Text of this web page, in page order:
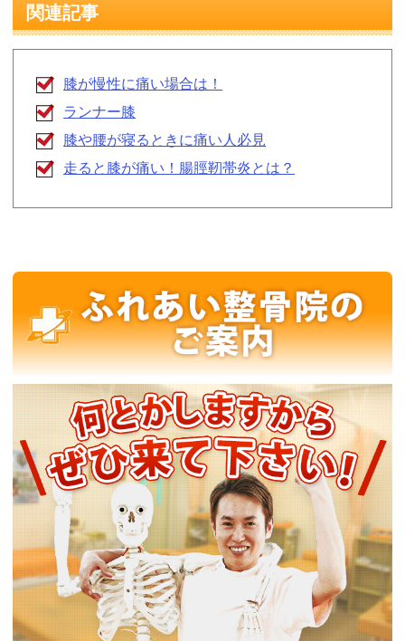
関連記事
膝が慢性に痛い場合は！
ランナー膝
膝や腰が寝るときに痛い人必見
走ると膝が痛い！腸脛靭帯炎とは？